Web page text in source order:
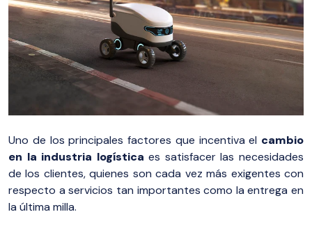
Uno de los principales factores que incentiva el cambio
en la industria logística es satisfacer las necesidades
de los clientes, quienes son cada vez más exigentes con
respecto a servicios tan importantes como la entrega en
la última milla.